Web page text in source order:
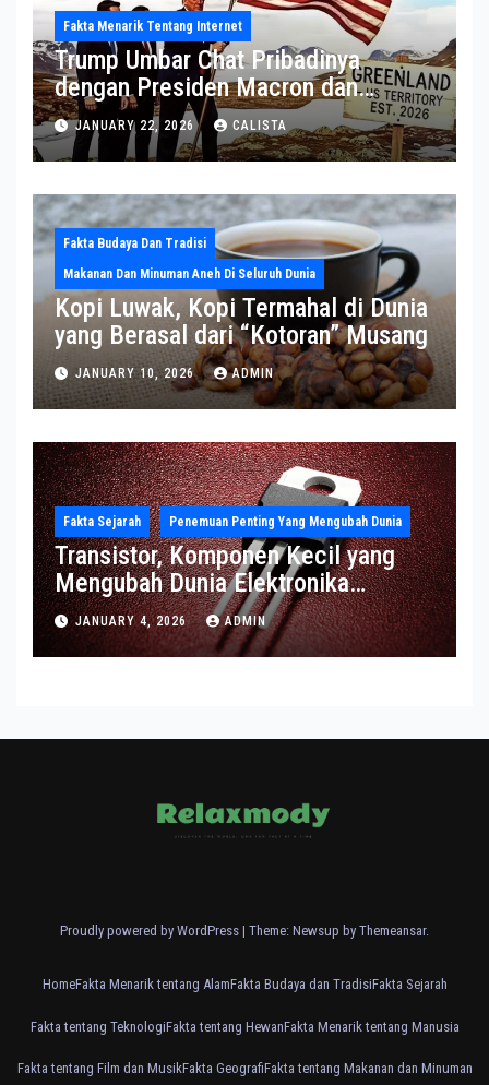
Fakta Menarik Tentang Internet
Trump Umbar Chat Pribadinya
dengan Presiden Macron dan
Sekjen NATO ke Medsos, Bahas Isu
Greenland
JANUARY 22, 2026 CALISTA
Fakta Budaya Dan Tradisi
Makanan Dan Minuman Aneh Di Seluruh Dunia
Kopi Luwak, Kopi Termahal di Dunia
yang Berasal dari “Kotoran” Musang
JANUARY 10, 2026 ADMIN
Fakta Sejarah Penemuan Penting Yang Mengubah Dunia
Transistor, Komponen Kecil yang
Mengubah Dunia Elektronika
Modern
JANUARY 4, 2026 ADMIN
Proudly powered by WordPress | Theme: Newsup by Themeansar.
HomeFakta Menarik tentang AlamFakta Budaya dan TradisiFakta Sejarah
Fakta tentang TeknologiFakta tentang HewanFakta Menarik tentang Manusia
Fakta tentang Film dan MusikFakta GeografiFakta tentang Makanan dan Minuman